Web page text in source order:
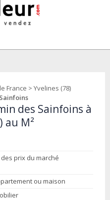
France > Yvelines (78)
des Sainfoins à
au M²
prix du marché
ou maison